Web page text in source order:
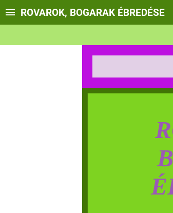
ROVAROK, BOGARAK ÉBREDÉSE